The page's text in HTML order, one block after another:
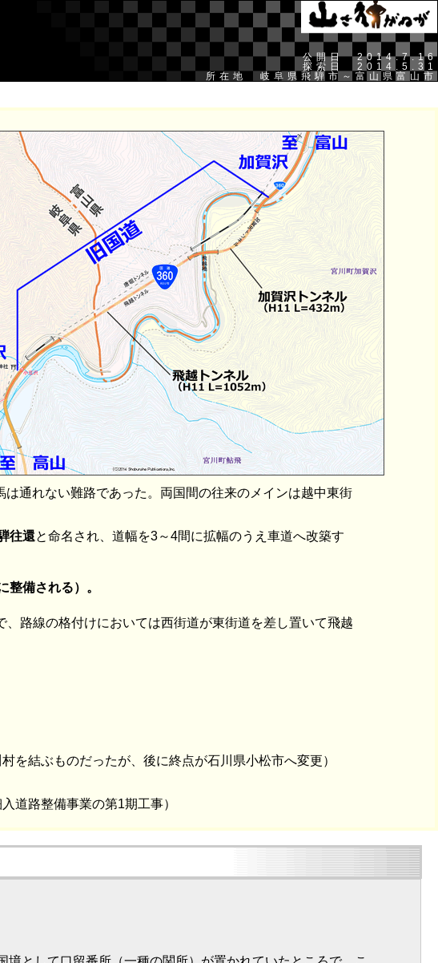
公開日 2014.7.16
探索日 2014.5.31
所在地 岐阜県飛騨市～富山県富山市
は通れない難路であった。両国間の往来のメインは越中東街
往還と命名され、道幅を3～4間に拡幅のうえ車道へ改築す
整備される）。
、路線の格付けにおいては西街道が東街道を差し置いて飛越
を結ぶものだったが、後に終点が石川県小松市へ変更）
道路整備事業の第1期工事）